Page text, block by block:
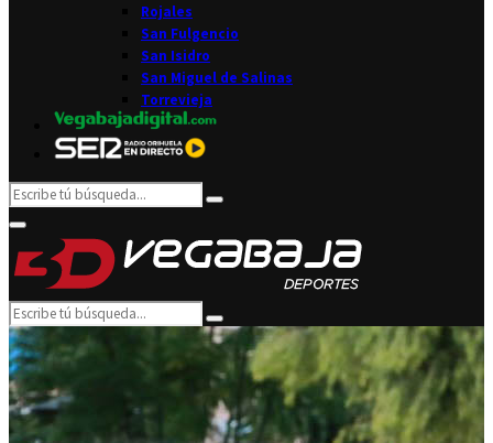
Rojales
San Fulgencio
San Isidro
San Miguel de Salinas
Torrevieja
Search
for:
Search
Primary
Menu
Search
for:
Search